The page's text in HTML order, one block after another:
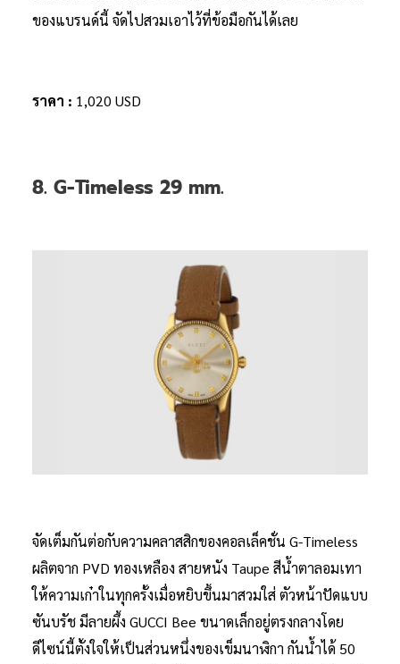
ของแบรนด์นี้ จัดไปสวมเอาไว้ที่ข้อมือกันได้เลย
ราคา : 1,020 USD
8. G-Timeless 29 mm.
จัดเต็มกันต่อกับความคลาสสิกของคอลเล็คชั่น G-Timeless
ผลิตจาก PVD ทองเหลือง สายหนัง Taupe สีน้ำตาลอมเทา
ให้ความเก๋าในทุกครั้งเมื่อหยิบขึ้นมาสวมใส่ ตัวหน้าปัดแบบ
ซันบรัช มีลายผึ้ง GUCCI Bee ขนาดเล็กอยู่ตรงกลางโดย
ดีไซน์นี้ตั้งใจให้เป็นส่วนหนึ่งของเข็มนาฬิกา กันน้ำได้ 50